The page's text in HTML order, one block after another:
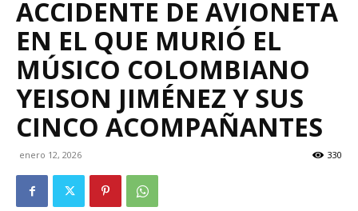
ACCIDENTE DE AVIONETA
EN EL QUE MURIÓ EL
MÚSICO COLOMBIANO
YEISON JIMÉNEZ Y SUS
CINCO ACOMPAÑANTES
enero 12, 2026 330